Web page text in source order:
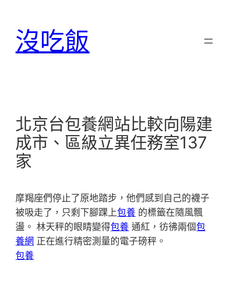
沒吃飯
北京台包養網站比較向陽建
成市、區級立異任務室137
家
摩羯座們停止了原地踏步，他們感到自己的襪子
被吸走了，只剩下腳踝上包養 的標籤在隨風飄
盪。 林天秤的眼睛變得包養 通紅，彷彿兩個包
養網 正在進行精密測量的電子磅秤。
包養